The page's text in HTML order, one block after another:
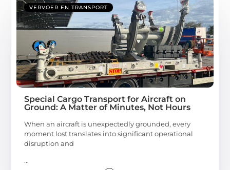
VERVOER EN TRANSPORT
Special Cargo Transport for Aircraft on
Ground: A Matter of Minutes, Not Hours
When an aircraft is unexpectedly grounded, every
moment lost translates into significant operational
disruption and
...